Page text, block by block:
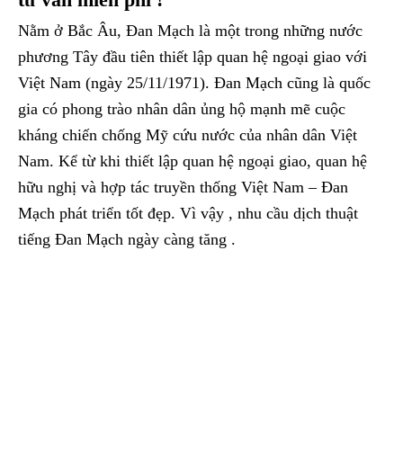
Nằm ở Bắc Âu, Đan Mạch là một trong những nước
phương Tây đầu tiên thiết lập quan hệ ngoại giao với
Việt Nam (ngày 25/11/1971). Đan Mạch cũng là quốc
gia có phong trào nhân dân ủng hộ mạnh mẽ cuộc
kháng chiến chống Mỹ cứu nước của nhân dân Việt
Nam. Kể từ khi thiết lập quan hệ ngoại giao, quan hệ
hữu nghị và hợp tác truyền thống Việt Nam – Đan
Mạch phát triển tốt đẹp. Vì vậy , nhu cầu dịch thuật
tiếng Đan Mạch ngày càng tăng .